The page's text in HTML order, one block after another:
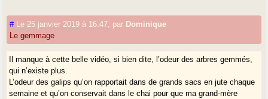
# Le 25 janvier 2019 à 16:47 par Dominique
Le gemmage
Il manque à cette belle vidéo, si bien dite, l’odeur des arbres gemmés,
qui n’existe plus.
L’odeur des galips qu’on rapportait dans de grands sacs en jute chaque
semaine et qu’on conservait dans le chai pour que ma grand-mère